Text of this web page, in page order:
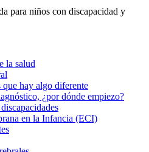
para niños con discapacidad y
la salud
que hay algo diferente
¿por dónde empiezo?
en la Infancia (ECI)